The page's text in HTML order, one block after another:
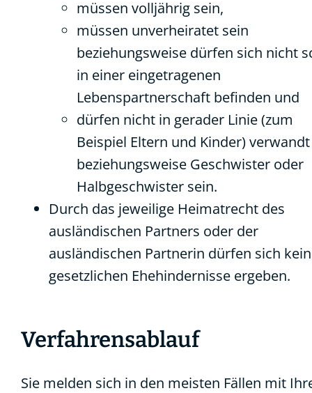
müssen volljährig sein,
müssen unverheiratet sein
beziehungsweise dürfen sich nicht
in einer eingetragenen
Lebenspartnerschaft befinden und
dürfen nicht in gerader Linie(zum
Beispiel Eltern und Kinder) verwandt
beziehungsweise Geschwister oder
Halbgeschwister sein.
Durch das jeweilige Heimatrecht des
ausländischen Partners oder der
ausländischen Partnerin dürfen sich
gesetzlichen Ehehindernisse ergeben.
Verfahrensablauf
Sie melden sich in den meisten Fällen mit